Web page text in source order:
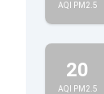
AQI PM2.5
20
AQI PM2.5